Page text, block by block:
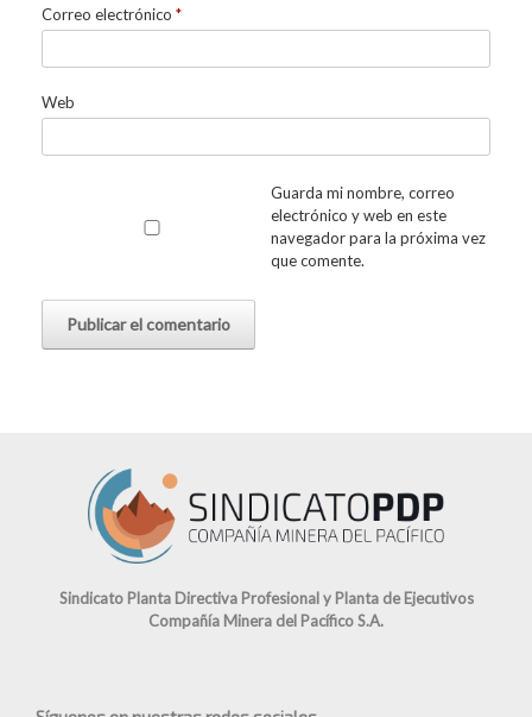
Correo electrónico *
Web
Guarda mi nombre, correo
electrónico y web en este
navegador para la próxima vez
que comente.
Sindicato Planta Directiva Profesional y Planta de Ejecutivos
Compañía Minera del Pacífico S.A.